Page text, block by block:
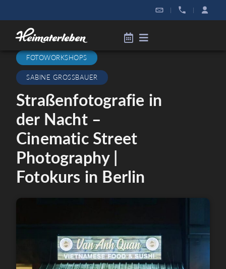
| |
FOTOWORKSHOPS
SABINE GROSSBAUER
Straßenfotografie in
der Nacht –
Cinematic Street
Photography |
Fotokurs in Berlin